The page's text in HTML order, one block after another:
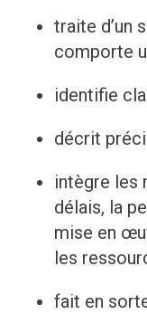
traite d’un
comporte
identifie
décrit
intègre les
délais, la
mise en
les
fait en